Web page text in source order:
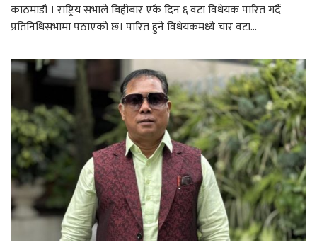
काठमाडौं । राष्ट्रिय सभाले बिहीबार एकै दिन ६ वटा विधेयक पारित गर्दै
प्रतिनिधिसभामा पठाएको छ। पारित हुने विधेयकमध्ये चार वटा...